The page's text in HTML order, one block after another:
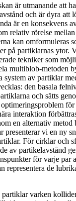
är utmanande att
och är dyra att
är en konsekvens
relativ rörelse
kan omformuleras
på partiklarnas ytor.
tekniker som
multiblob-metoden
system av partiklar
den basala
och sätts
interaktion
en alternativ metod
presenterar vi en ny
För cirklar och
av partikelavstånd
för varje par
representera de
varken